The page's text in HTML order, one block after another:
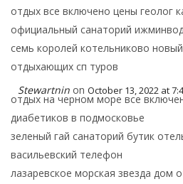
отдых все включено цены геолог
официальный санаторий
семь королей котельниково
отдыхающих сп туров
Stewartnin on October 13, 2022 at
отдых на черном море все
диабетиков в подмосковье
зеленый гай санаторий бутик
васильевский телефон
лазаревское морская звезда дом